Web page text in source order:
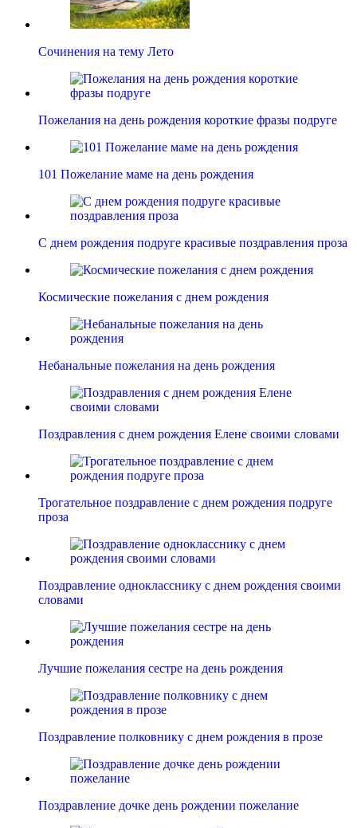
Сочинения на тему Лето
Пожелания на день рождения короткие фразы подруге
101 Пожелание маме на день рождения
С днем рождения подруге красивые поздравления проза
Космические пожелания с днем рождения
Небанальные пожелания на день рождения
Поздравления с днем рождения Елене своими словами
Трогательное поздравление с днем рождения подруге
проза
Поздравление однокласснику с днем рождения своими
словами
Лучшие пожелания сестре на день рождения
Поздравление полковнику с днем рождения в прозе
Поздравление дочке день рождении пожелание